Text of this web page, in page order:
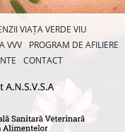
VIAȚA VERDE VIU
VVV
PROGRAM DE AFILIERE
CONTACT